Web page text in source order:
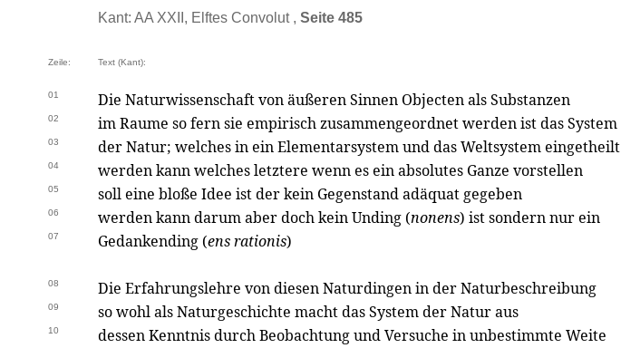
Kant: AA XXII, Elftes Convolut , Seite 485
Zeile: Text (Kant):
01 Die Naturwissenschaft von äußeren Sinnen Objecten als Substanzen
02 im Raume so fern sie empirisch zusammengeordnet werden ist das System
03 der Natur; welches in ein Elementarsystem und das Weltsystem eingetheilt
04 werden kann welches letztere wenn es ein absolutes Ganze vorstellen
05 soll eine bloße Idee ist der kein Gegenstand adäquat gegeben
06 werden kann darum aber doch kein Unding (nonens) ist sondern nur ein
07 Gedankending (ens rationis)
08 Die Erfahrungslehre von diesen Naturdingen in der Naturbeschreibung
09 so wohl als Naturgeschichte macht das System der Natur aus
10 dessen Kenntnis durch Beobachtung und Versuche in unbestimmte Weite